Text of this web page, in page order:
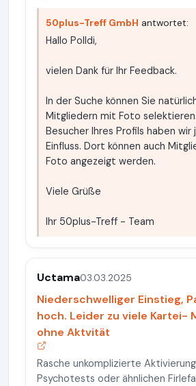
50plus-Treff GmbH antwortet:
Hallo Polldi,
vielen Dank für Ihr Feedback.
In der Suche können Sie
Mitgliedern mit Foto
Besucher Ihres Profils haben wir
Einfluss. Dort können auch
Foto angezeigt werden.
Viele Grüße
Ihr 50plus-Treff - Team
Uctama03.03.2025
Niederschwelliger Einstieg,
hoch. Leider zu viele Kartei-
ohne Aktvität
Rasche unkomplizierte
Psychotests oder ähnlichen